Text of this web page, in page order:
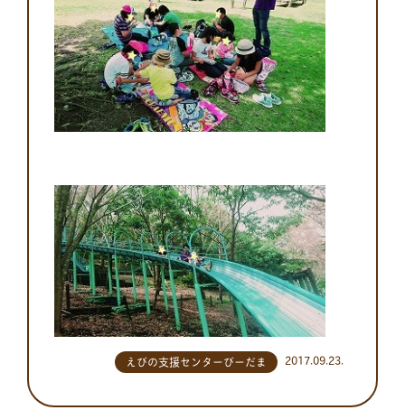
2017.09.23.
えびの支援センターびーだま